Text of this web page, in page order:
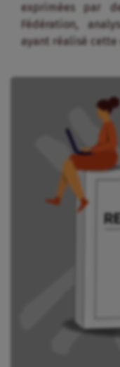
exprimées par
Fédération,
ayant réalisé